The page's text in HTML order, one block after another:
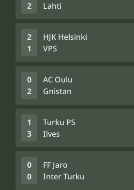
2
Lahti
2
1
HJK Helsinki
VPS
0
2
AC Oulu
Gnistan
1
3
Turku PS
Ilves
0
0
FF Jaro
Inter Turku